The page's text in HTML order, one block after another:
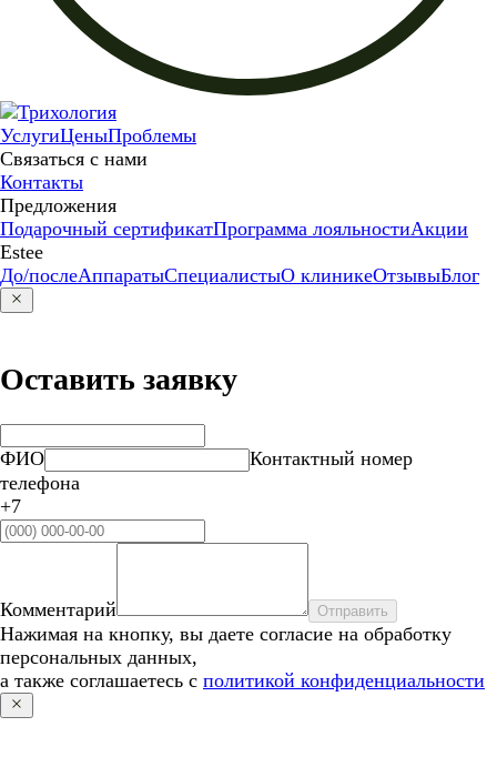
УслугиЦеныПроблемы
Связаться с нами
Контакты
Предложения
Подарочный сертификатПрограмма лояльностиАкции
Estee
До/послеАппаратыСпециалистыО клиникеОтзывыБлог
Оставить заявку
ФИО
Контактный номер
телефона
+7
Комментарий Отправить
Нажимая на кнопку, вы даете согласие на обработку
персональных данных,
а также соглашаетесь с политикой конфиденциальности